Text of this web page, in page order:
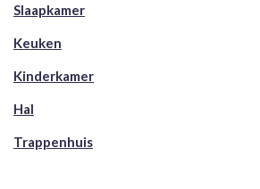
Slaapkamer
Keuken
Kinderkamer
Hal
Trappenhuis